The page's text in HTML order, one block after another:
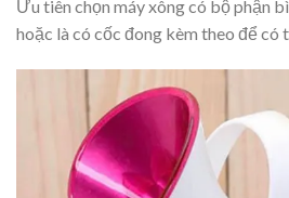
Ưu tiên chọn máy xông có bộ phận
hoặc là có cốc đong kèm theo để có